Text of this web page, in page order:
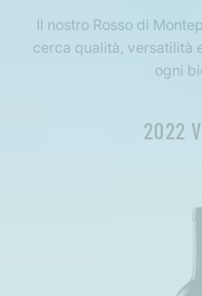
Il nostro Rosso di
cerca qualità, versatilità
ogni
2022